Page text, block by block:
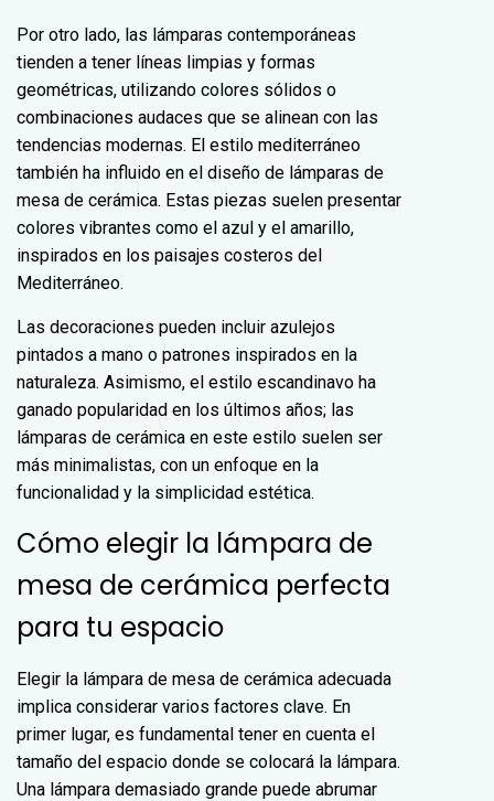
Por otro lado, las lámparas contemporáneas
tienden a tener líneas limpias y formas
geométricas, utilizando colores sólidos o
combinaciones audaces que se alinean con las
tendencias modernas. El estilo mediterráneo
también ha influido en el diseño de lámparas de
mesa de cerámica. Estas piezas suelen presentar
colores vibrantes como el azul y el amarillo,
inspirados en los paisajes costeros del
Mediterráneo.
Las decoraciones pueden incluir azulejos
pintados a mano o patrones inspirados en la
naturaleza. Asimismo, el estilo escandinavo ha
ganado popularidad en los últimos años; las
lámparas de cerámica en este estilo suelen ser
más minimalistas, con un enfoque en la
funcionalidad y la simplicidad estética.
Cómo elegir la lámpara de
mesa de cerámica perfecta
para tu espacio
Elegir la lámpara de mesa de cerámica adecuada
implica considerar varios factores clave. En
primer lugar, es fundamental tener en cuenta el
tamaño del espacio donde se colocará la lámpara.
Una lámpara demasiado grande puede abrumar